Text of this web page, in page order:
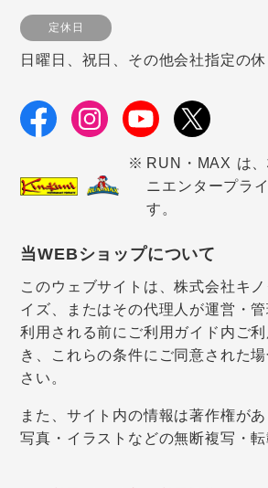
定休日
日曜日、祝日、その他会社指定の休
RUN・MAX は
ニエンタープラ
す。
当WEBショップについて
このウェブサイトは、株式会社キ
イズ、またはその代理人が運営・
利用される前にご利用ガイド内ご
き、これらの条件にご同意された
さい。
また、サイト内の情報は著作権が
写真・イラストなどの無断複写・転